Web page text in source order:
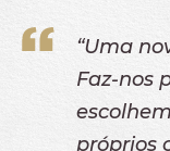
“Uma
Faz-nos
próprios